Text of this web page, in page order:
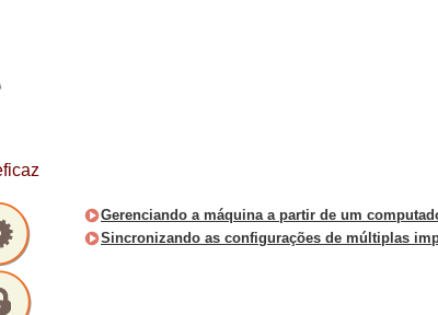
Gerenciando a máquina a partir de um
Sincronizando as configurações de múltiplas